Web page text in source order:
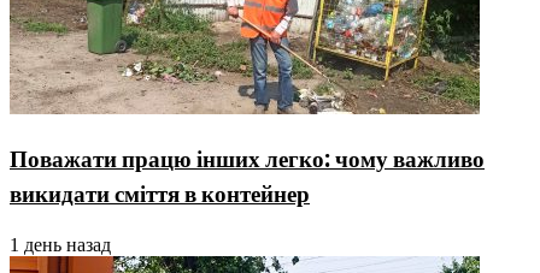
Поважати працю інших легко: чому важливо
викидати сміття в контейнер
1 день назад